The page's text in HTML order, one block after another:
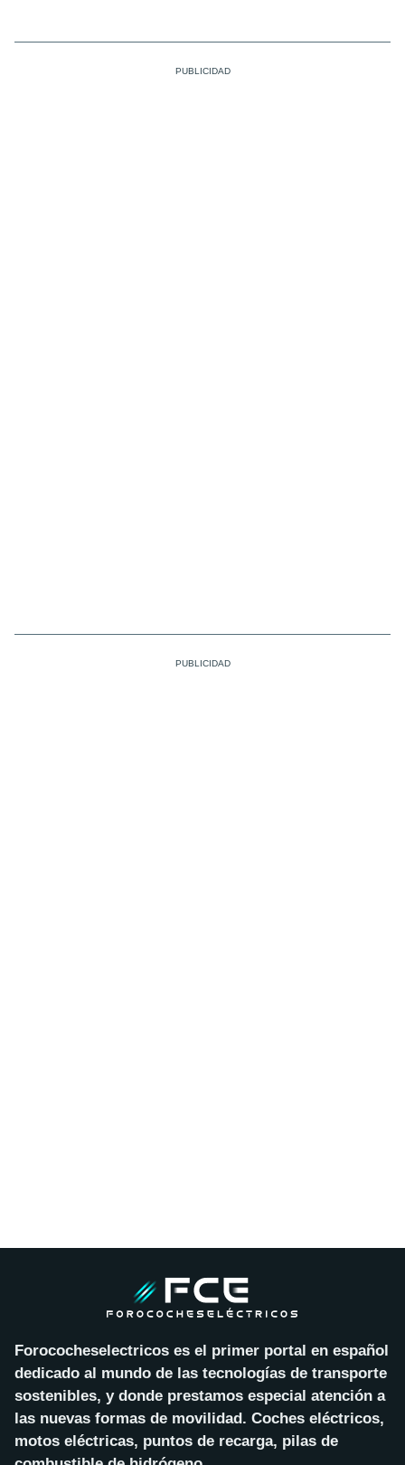
Forococheselectricos es el primer portal en español
dedicado al mundo de las tecnologías de transporte
sostenibles, y donde prestamos especial atención a
las nuevas formas de movilidad. Coches eléctricos,
motos eléctricas, puntos de recarga, pilas de